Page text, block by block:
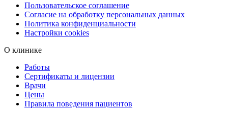
Пользовательское соглашение
Согласие на обработку персональных данных
Политика конфиденциальности
Настройки cookies
О клинике
Работы
Сертификаты и лицензии
Врачи
Цены
Правила поведения пациентов